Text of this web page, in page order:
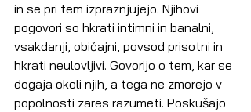
in se pri tem izpraznjujejo. Njihovi
pogovori so hkrati intimni in banalni,
vsakdanji, običajni, povsod prisotni in
hkrati neulovljivi. Govorijo o tem, kar se
dogaja okoli njih, a tega ne zmorejo v
popolnosti zares razumeti. Poskušajo